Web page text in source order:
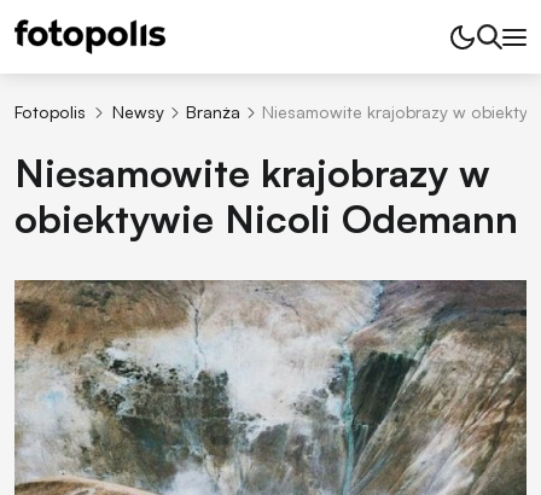
Fotopolis Newsy Branża Niesamowite krajobrazy w
Niesamowite krajobrazy w
obiektywie Nicoli Odemann